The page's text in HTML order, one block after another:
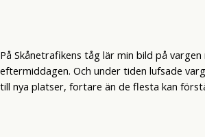
På Skånetrafikens tåg lär min bild på
eftermiddagen. Och under tiden lufsade
till nya platser, fortare än de flesta kan